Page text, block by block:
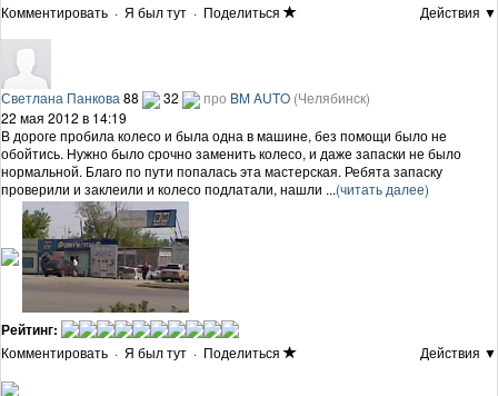
Комментировать · Я был тут · Поделиться Действия ▼
Светлана Панкова 88 32 про BM AUTO (Челябинск)
22 мая 2012 в 14:19
В дороге пробила колесо и была одна в машине, без помощи было не
обойтись. Нужно было срочно заменить колесо, и даже запаски не было
нормальной. Благо по пути попалась эта мастерская. Ребята запаску
проверили и заклеили и колесо подлатали, нашли ...(читать далее)
Рейтинг:
Комментировать · Я был тут · Поделиться Действия ▼